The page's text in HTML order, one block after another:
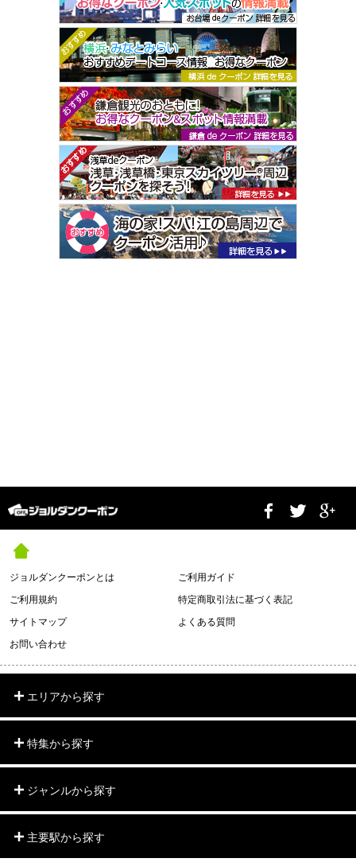
ジョルダンクーポンとは
ご利用ガイド
ご利用規約
特定商取引法に基づく表記
サイトマップ
よくある質問
お問い合わせ
エリアから探す
特集から探す
ジャンルから探す
主要駅から探す